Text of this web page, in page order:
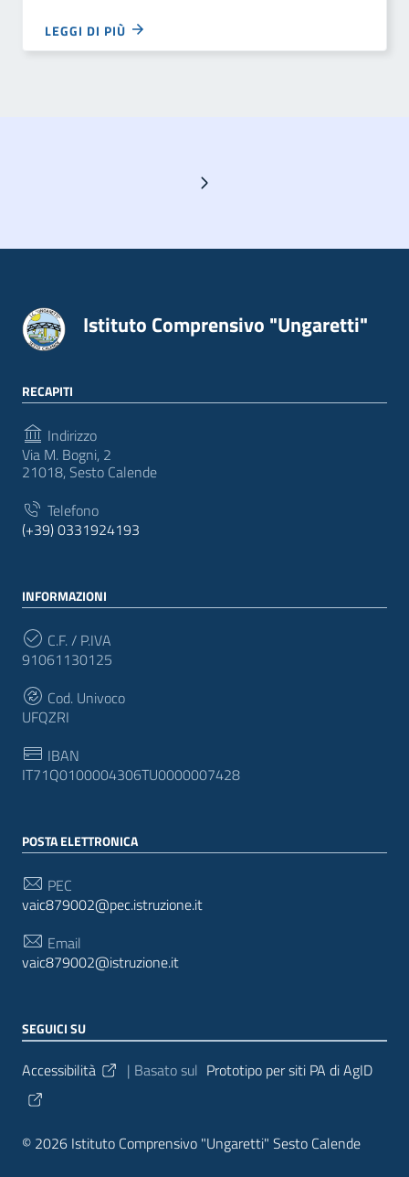
LEGGI DI PIÙ
Pagina successiva
Istituto Comprensivo "Ungaretti"
RECAPITI
Indirizzo
Via M. Bogni, 2
21018, Sesto Calende
Telefono
(+39) 0331924193
INFORMAZIONI
C.F. / P.IVA
91061130125
Cod. Univoco
UFQZRI
IBAN
IT71Q0100004306TU0000007428
POSTA ELETTRONICA
PEC
vaic879002@pec.istruzione.it
Email
vaic879002@istruzione.it
SEGUICI SU
Sezione Link Utili
Accessibilità | Basato sul Prototipo per siti PA di AgID
© 2026 Istituto Comprensivo "Ungaretti" Sesto Calende